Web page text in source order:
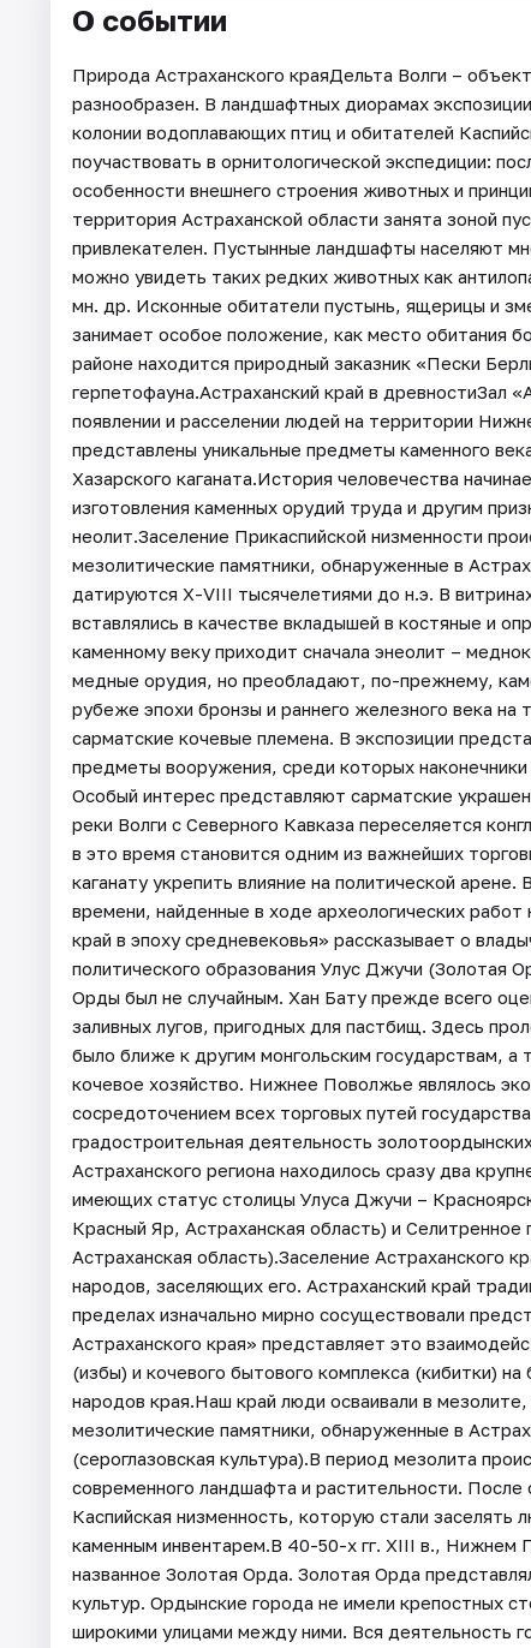
О событии
Природа Астраханского краяДельта Волги –
разнообразен. В ландшафтных диорамах
колонии водоплавающих птиц и обитателей
поучаствовать в орнитологической экспедиции:
особенности внешнего строения животных и
территория Астраханской области занята зоной
привлекателен. Пустынные ландшафты населяют
можно увидеть таких редких животных как
мн. др. Исконные обитатели пустынь, ящерицы и
занимает особое положение, как место обитания
районе находится природный заказник «Пески
герпетофауна.Астраханский край в древностиЗал
появлении и расселении людей на территории
представлены уникальные предметы каменного
Хазарского каганата.История человечества
изготовления каменных орудий труда и другим
неолит.Заселение Прикаспийской низменности
мезолитические памятники, обнаруженные в
датируются Х-VIII тысячелетиями до н.э. В
вставлялись в качестве вкладышей в костяные и
каменному веку приходит сначала энеолит –
медные орудия, но преобладают, по-прежнему,
рубеже эпохи бронзы и раннего железного века
сарматские кочевые племена. В экспозиции
предметы вооружения, среди которых
Особый интерес представляют сарматские
реки Волги с Северного Кавказа переселяется
в это время становится одним из важнейших
каганату укрепить влияние на политической
времени, найденные в ходе археологических
край в эпоху средневековья» рассказывает о
политического образования Улус Джучи
Орды был не случайным. Хан Бату прежде всего
заливных лугов, пригодных для пастбищ. Здесь
было ближе к другим монгольским государствам,
кочевое хозяйство. Нижнее Поволжье являлось
сосредоточением всех торговых путей
градостроительная деятельность
Астраханского региона находилось сразу два
имеющих статус столицы Улуса Джучи –
Красный Яр, Астраханская область) и
Астраханская область).Заселение Астраханского
народов, заселяющих его. Астраханский край
пределах изначально мирно сосуществовали
Астраханского края» представляет это
(избы) и кочевого бытового комплекса (кибитки)
народов края.Наш край люди осваивали в
мезолитические памятники, обнаруженные в
(сероглазовская культура).В период мезолита
современного ландшафта и растительности.
Каспийская низменность, которую стали
каменным инвентарем.В 40-50-х гг. XIII в., Нижнем
названное Золотая Орда. Золотая Орда
культур. Ордынские города не имели крепостных
широкими улицами между ними. Вся деятельность